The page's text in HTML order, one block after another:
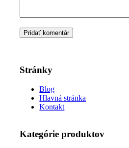
Stránky
Blog
Hlavná stránka
Kontakt
Kategórie produktov